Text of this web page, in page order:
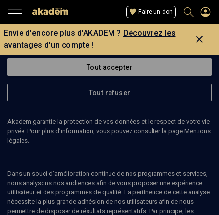
Faire un don
Envie d'encore plus d'AKADEM ? Découvrez les
avantages d'un compte !
Retour
Tout accepter
Tout refuser
Akadem garantie la protection de vos données et le respect de votre vie
privée. Pour plus d’information, vous pouvez consulter la page Mentions
légales.
Dans un souci d’amélioration continue de nos programmes et services,
nous analysons nos audiences afin de vous proposer une expérience
utilisateur et des programmes de qualité. La pertinence de cette analyse
nécessite la plus grande adhésion de nos utilisateurs afin de nous
permettre de disposer de résultats représentatifs. Par principe, les